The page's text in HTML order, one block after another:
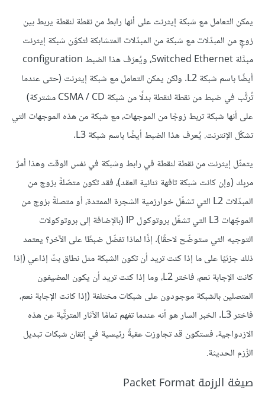
يمكن التعامل مع شبكة إيثرنت على أنها رابط من نقطة لنقطة يربط بين
زوجٍ من المبدّلات مع شبكة من المبدّلات المتشابكة لتكوّن شبكة إيثرنت
مبدَّلة Switched Ethernet، ويُعرَف هذا الضبط configuration
أيضًا باسم شبكة L2. ولكن يمكن التعامل مع شبكة إيثرنت (حتى عندما
تُرتَّب في ضبط من نقطة لنقطة بدلًا من شبكة CSMA / CD مشتركة)
على أنها شبكة تربط زوجًا من الموجهات، مع شبكة من هذه الموجهات التي
تشكّل الإنترنت. يُعرف هذا الضبط أيضًا باسم شبكة L3.
يتمثّل إيثرنت من نقطة لنقطة في رابط وشبكة في نفس الوقت وهذا أمرٌ
مربِك (وإن كانت شبكة تافهة ثنائية العقد)، فقد تكون متصّلةً بزوج من
المبدّلات L2 التي تشغّل خوارزمية الشجرة الممتدة، أو متصلةً بزوج من
الموجّهات L3 التي تشغّل بروتوكول IP (بالإضافة إلى بروتوكولات
التوجيه التي ستوضّح لاحقًا). إذًا لماذا تفضّل ضبطًا على الآخر؟ يعتمد
ذلك جزئيًا على ما إذا كنت تريد أن تكون الشبكة مثل نطاق بثّ إذاعي (إذا
كانت الإجابة نعم، فاختر L2، وما إذا كنت تريد أن يكون المضيفون
المتصلين بالشبكة موجودون على شبكات مختلفة (إذا كانت الإجابة نعم،
فاختر L3. الخبر السار هو أنه عندما تفهم تمامًا الآثار المترتِّبة عن هذه
الازدواجية، فستكون قد تجاوزت عقبةً رئيسية في إتقان شبكات تبديل
الرُّزم الحديثة.
صيغة الرزمة Packet Format